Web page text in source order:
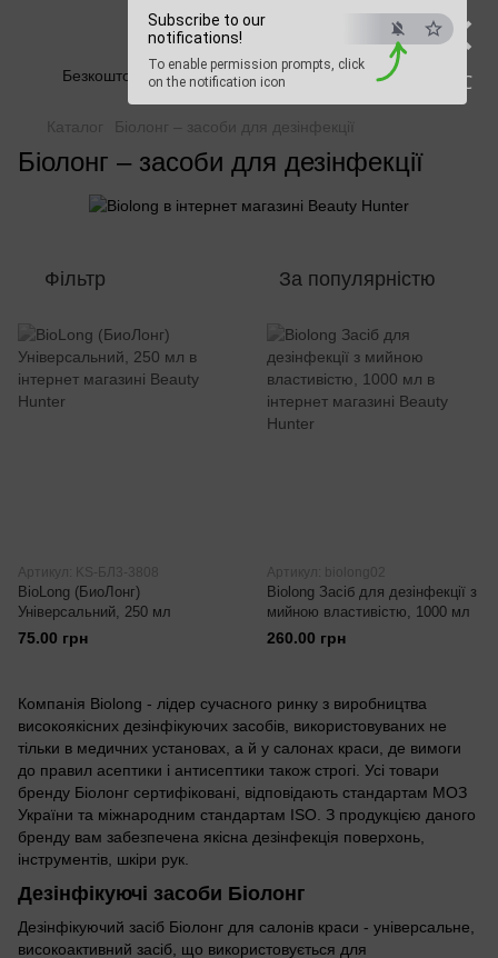
×
ESC
Subscribe to our
notifications!
To enable permission prompts, click
on the notification icon
Beauty Hunter
Безкоштовна доставка при замовленні від 2500 грн
Каталог Біолонг – засоби для дезінфекції
Біолонг – засоби для дезінфекції
Фільтр За популярністю
Артикул: KS-БЛ3-3808
BioLong (БиоЛонг)
Універсальний, 250 мл
75.00 грн
Артикул: biolong02
Biolong Засіб для дезінфекції з
мийною властивістю, 1000 мл
260.00 грн
Компанія Biolong - лідер сучасного ринку з виробництва
високоякісних дезінфікуючих засобів, використовуваних не
тільки в медичних установах, а й у салонах краси, де вимоги
до правил асептики і антисептики також строгі. Усі товари
бренду Біолонг сертифіковані, відповідають стандартам МОЗ
України та міжнародним стандартам ISO. З продукцією даного
бренду вам забезпечена якісна дезінфекція поверхонь,
інструментів, шкіри рук.
Дезінфікуючі засоби Біолонг
Дезінфікуючий засіб Біолонг для салонів краси - універсальне,
високоактивний засіб, що використовується для